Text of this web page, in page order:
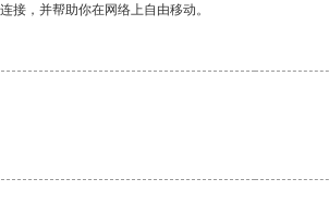
接，并帮助你在网络上自由移动。